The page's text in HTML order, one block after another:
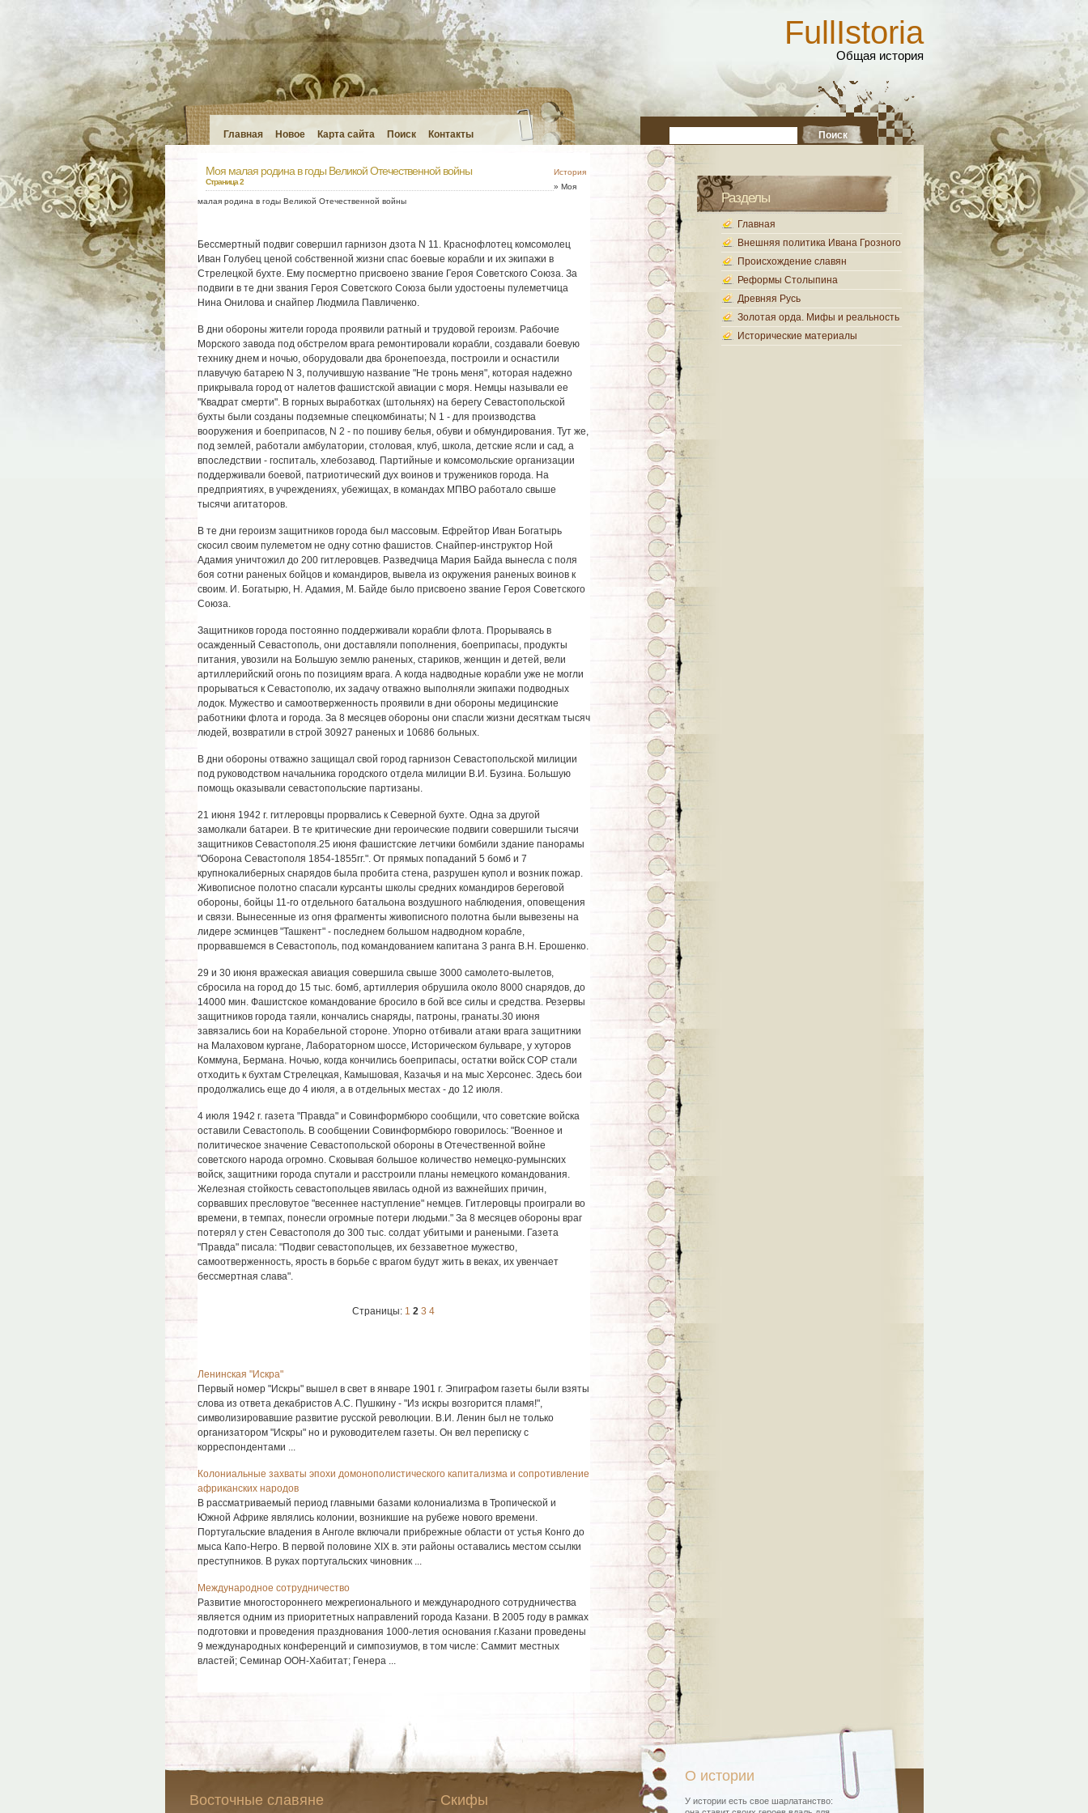
FullIstoria
Общая история
Главная Новое Карта сайта Поиск Контакты
Моя малая родина в годы Великой Отечественной войны
Страница 2
История
» Моя
малая родина в годы Великой Отечественной войны
Бессмертный подвиг совершил гарнизон дзота N 11. Краснофлотец комсомолец
Иван Голубец ценой собственной жизни спас боевые корабли и их экипажи в
Стрелецкой бухте. Ему посмертно присвоено звание Героя Советского Союза. За
подвиги в те дни звания Героя Советского Союза были удостоены пулеметчица
Нина Онилова и снайпер Людмила Павличенко.
В дни обороны жители города проявили ратный и трудовой героизм. Рабочие
Морского завода под обстрелом врага ремонтировали корабли, создавали боевую
технику днем и ночью, оборудовали два бронепоезда, построили и оснастили
плавучую батарею N 3, получившую название "Не тронь меня", которая надежно
прикрывала город от налетов фашистской авиации с моря. Немцы называли ее
"Квадрат смерти". В горных выработках (штольнях) на берегу Севастопольской
бухты были созданы подземные спецкомбинаты; N 1 - для производства
вооружения и боеприпасов, N 2 - по пошиву белья, обуви и обмундирования. Тут же,
под землей, работали амбулатории, столовая, клуб, школа, детские ясли и сад, а
впоследствии - госпиталь, хлебозавод. Партийные и комсомольские организации
поддерживали боевой, патриотический дух воинов и тружеников города. На
предприятиях, в учреждениях, убежищах, в командах МПВО работало свыше
тысячи агитаторов.
В те дни героизм защитников города был массовым. Ефрейтор Иван Богатырь
скосил своим пулеметом не одну сотню фашистов. Снайпер-инструктор Ной
Адамия уничтожил до 200 гитлеровцев. Разведчица Мария Байда вынесла с поля
боя сотни раненых бойцов и командиров, вывела из окружения раненых воинов к
своим. И. Богатырю, Н. Адамия, М. Байде было присвоено звание Героя Советского
Союза.
Защитников города постоянно поддерживали корабли флота. Прорываясь в
осажденный Севастополь, они доставляли пополнения, боеприпасы, продукты
питания, увозили на Большую землю раненых, стариков, женщин и детей, вели
артиллерийский огонь по позициям врага. А когда надводные корабли уже не могли
прорываться к Севастополю, их задачу отважно выполняли экипажи подводных
лодок. Мужество и самоотверженность проявили в дни обороны медицинские
работники флота и города. За 8 месяцев обороны они спасли жизни десяткам тысяч
людей, возвратили в строй 30927 раненых и 10686 больных.
В дни обороны отважно защищал свой город гарнизон Севастопольской милиции
под руководством начальника городского отдела милиции В.И. Бузина. Большую
помощь оказывали севастопольские партизаны.
21 июня 1942 г. гитлеровцы прорвались к Северной бухте. Одна за другой
замолкали батареи. В те критические дни героические подвиги совершили тысячи
защитников Севастополя.25 июня фашистские летчики бомбили здание панорамы
"Оборона Севастополя 1854-1855гг.". От прямых попаданий 5 бомб и 7
крупнокалиберных снарядов была пробита стена, разрушен купол и возник пожар.
Живописное полотно спасали курсанты школы средних командиров береговой
обороны, бойцы 11-го отдельного батальона воздушного наблюдения, оповещения
и связи. Вынесенные из огня фрагменты живописного полотна были вывезены на
лидере эсминцев "Ташкент" - последнем большом надводном корабле,
прорвавшемся в Севастополь, под командованием капитана 3 ранга В.Н. Ерошенко.
29 и 30 июня вражеская авиация совершила свыше 3000 самолето-вылетов,
сбросила на город до 15 тыс. бомб, артиллерия обрушила около 8000 снарядов, до
14000 мин. Фашистское командование бросило в бой все силы и средства. Резервы
защитников города таяли, кончались снаряды, патроны, гранаты.30 июня
завязались бои на Корабельной стороне. Упорно отбивали атаки врага защитники
на Малаховом кургане, Лабораторном шоссе, Историческом бульваре, у хуторов
Коммуна, Бермана. Ночью, когда кончились боеприпасы, остатки войск СОР стали
отходить к бухтам Стрелецкая, Камышовая, Казачья и на мыс Херсонес. Здесь бои
продолжались еще до 4 июля, а в отдельных местах - до 12 июля.
4 июля 1942 г. газета "Правда" и Совинформбюро сообщили, что советские войска
оставили Севастополь. В сообщении Совинформбюро говорилось: "Военное и
политическое значение Севастопольской обороны в Отечественной войне
советского народа огромно. Сковывая большое количество немецко-румынских
войск, защитники города спутали и расстроили планы немецкого командования.
Железная стойкость севастопольцев явилась одной из важнейших причин,
сорвавших пресловутое "весеннее наступление" немцев. Гитлеровцы проиграли во
времени, в темпах, понесли огромные потери людьми." За 8 месяцев обороны враг
потерял у стен Севастополя до 300 тыс. солдат убитыми и ранеными. Газета
"Правда" писала: "Подвиг севастопольцев, их беззаветное мужество,
самоотверженность, ярость в борьбе с врагом будут жить в веках, их увенчает
бессмертная слава".
Страницы: 1 2 3 4
Ленинская "Искра"
Первый номер "Искры" вышел в свет в январе 1901 г. Эпиграфом газеты были взяты
слова из ответа декабристов А.С. Пушкину - "Из искры возгорится пламя!",
символизировавшие развитие русской революции. В.И. Ленин был не только
организатором "Искры" но и руководителем газеты. Он вел переписку с
корреспондентами ...
Колониальные захваты эпохи домонополистического капитализма и сопротивление
африканских народов
В рассматриваемый период главными базами колониализма в Тропической и
Южной Африке являлись колонии, возникшие на рубеже нового времени.
Португальские владения в Анголе включали прибрежные области от устья Конго до
мыса Капо-Негро. В первой половине XIX в. эти районы оставались местом ссылки
преступников. В руках португальских чиновник ...
Международное сотрудничество
Развитие многостороннего межрегионального и международного сотрудничества
является одним из приоритетных направлений города Казани. В 2005 году в рамках
подготовки и проведения празднования 1000-летия основания г.Казани проведены
9 международных конференций и симпозиумов, в том числе: Саммит местных
властей; Семинар ООН-Хабитат; Генера ...
Разделы
Главная
Внешняя политика Ивана Грозного
Происхождение славян
Реформы Столыпина
Древняя Русь
Золотая орда. Мифы и реальность
Исторические материалы
Восточные славяне Скифы
О истории
У истории есть свое шарлатанство: